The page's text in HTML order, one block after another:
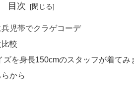
目次
児帯でクラゲコーデ
較
ズを身長150cmのスタッフが着てみ
から